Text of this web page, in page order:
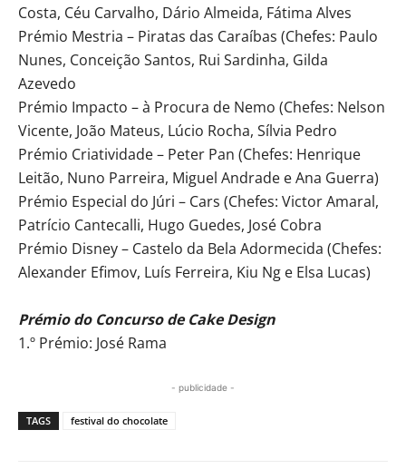
Costa, Céu Carvalho, Dário Almeida, Fátima Alves
Prémio Mestria – Piratas das Caraíbas (Chefes: Paulo
Nunes, Conceição Santos, Rui Sardinha, Gilda
Azevedo
Prémio Impacto – à Procura de Nemo (Chefes: Nelson
Vicente, João Mateus, Lúcio Rocha, Sílvia Pedro
Prémio Criatividade – Peter Pan (Chefes: Henrique
Leitão, Nuno Parreira, Miguel Andrade e Ana Guerra)
Prémio Especial do Júri – Cars (Chefes: Victor Amaral,
Patrício Cantecalli, Hugo Guedes, José Cobra
Prémio Disney – Castelo da Bela Adormecida (Chefes:
Alexander Efimov, Luís Ferreira, Kiu Ng e Elsa Lucas)
Prémio do Concurso de Cake Design
1.º Prémio: José Rama
- publicidade -
TAGS festival do chocolate